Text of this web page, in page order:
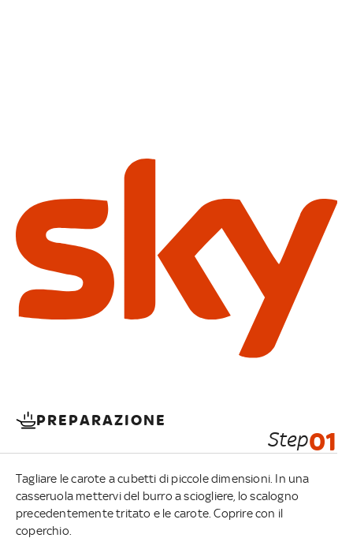
PREPARAZIONE
Step01
Tagliare le carote a cubetti di piccole dimensioni. In una
casseruola mettervi del burro a sciogliere, lo scalogno
precedentemente tritato e le carote. Coprire con il
coperchio.